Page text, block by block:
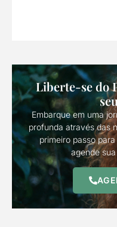
Liberte-se do
Embarque em uma
profunda através das
primeiro passo
agende